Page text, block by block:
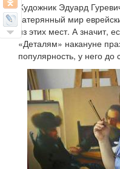
Художник Эдуард
затерянный мир
из этих мест. А значит,
«Деталям» накануне
популярность, у него